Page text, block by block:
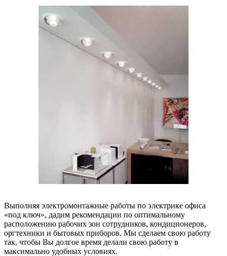
Выполняя электромонтажные работы по электрике офиса
«под ключ», дадим рекомендации по оптимальному
расположению рабочих зон сотрудников, кондиционеров,
оргтехники и бытовых приборов. Мы сделаем свою работу
так, чтобы Вы долгое время делали свою работу в
максимально удобных условиях.